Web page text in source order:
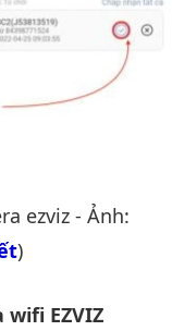
ezviz - Ảnh:
)
EZVIZ